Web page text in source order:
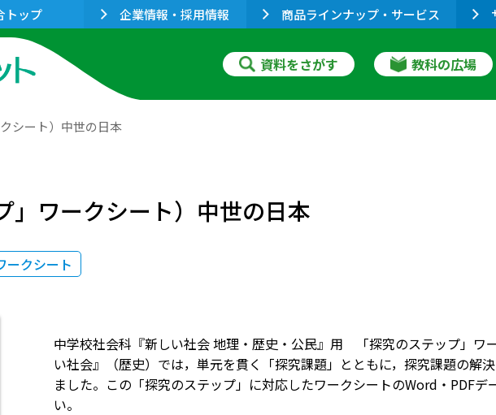
トップ 企業情報・採用情報 商品ラインナップ・サービス
資料をさがす 教科の広場
シート）中世の日本
」ワークシート）中世の日本
ークシート
中学校社会科『新しい社会 地理・歴史・公民』用 「探究のステップ」ワ
い社会』（歴史）では，単元を貫く「探究課題」とともに，探究課題の解
ました。この「探究のステップ」に対応したワークシートのWord・PDF
い。